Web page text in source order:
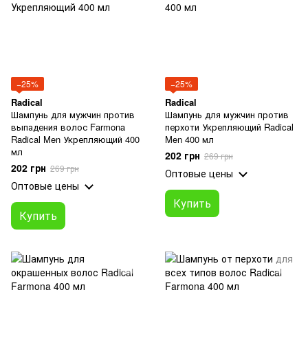
−25%
Radical
Шампунь для мужчин против
выпадения волос Farmona
Radical Men Укрепляющий 400
мл
202 грн 269 грн
Оптовые цены
Купить
−25%
Radical
Шампунь для мужчин против
перхоти Укрепляющий Radical
Men 400 мл
202 грн 269 грн
Оптовые цены
Купить